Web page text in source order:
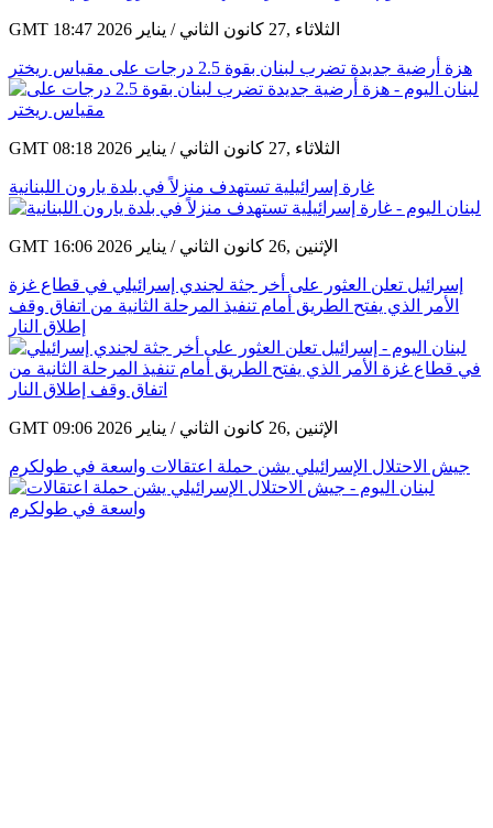
GMT 18:47 2026 الثلاثاء ,27 كانون الثاني / يناير
هزة أرضية جديدة تضرب لبنان بقوة 2.5 درجات على مقياس ريختر
GMT 08:18 2026 الثلاثاء ,27 كانون الثاني / يناير
غارة إسرائيلية تستهدف منزلاً في بلدة يارون اللبنانية
GMT 16:06 2026 الإثنين ,26 كانون الثاني / يناير
إسرائيل تعلن العثور على أخر جثة لجندي إسرائيلي في قطاع غزة
الأمر الذي يفتح الطريق أمام تنفيذ المرحلة الثانية من اتفاق وقف
إطلاق النار
GMT 09:06 2026 الإثنين ,26 كانون الثاني / يناير
جيش الاحتلال الإسرائيلي يشن حملة اعتقالات واسعة في طولكرم